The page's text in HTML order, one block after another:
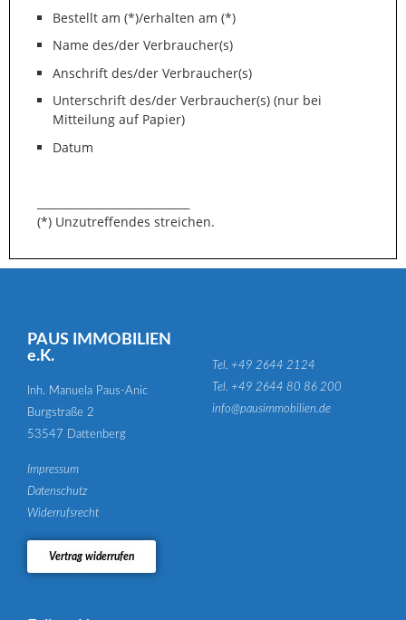
Bestellt am (*)/erhalten am (*)
Name des/der Verbraucher(s)
Anschrift des/der Verbraucher(s)
Unterschrift des/der Verbraucher(s) (nur bei
Mitteilung auf Papier)
Datum
(*) Unzutreffendes streichen.
PAUS IMMOBILIEN
e.K.
Inh. Manuela Paus-Anic
Burgstraße 2
53547 Dattenberg
Tel. +49 2644 2124
Tel. +49 2644 80 86 200
info@pausimmobilien.de
Impressum
Datenschutz
Widerrufsrecht
Vertrag widerrufen